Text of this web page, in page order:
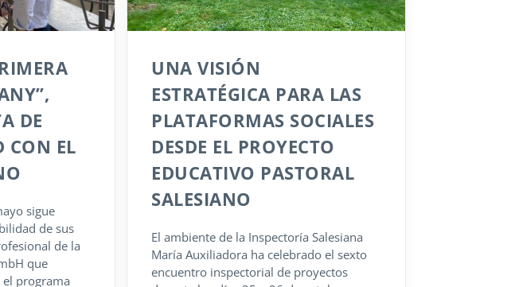
DE
CON EL
sigue
de sus
de la
que
programa
UNA VISIÓN
ESTRATÉGICA PARA LAS
PLATAFORMAS SOCIALES
DESDE EL PROYECTO
EDUCATIVO PASTORAL
SALESIANO
El ambiente de la Inspectoría Salesiana
María Auxiliadora ha celebrado el sexto
encuentro inspectorial de proyectos